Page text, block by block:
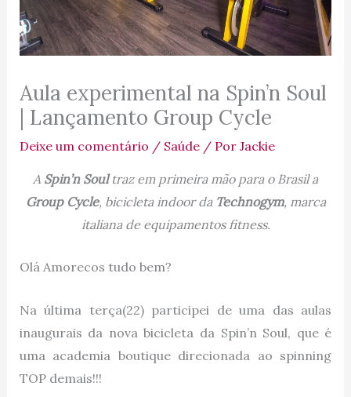
Aula experimental na Spin’n Soul
| Lançamento Group Cycle
Deixe um comentário / Saúde/ Por Jackie
A Spin’n Soultraz em primeira mão para o Brasil a
Group Cycle, bicicleta indoor da Technogym, marca
italiana de equipamentos fitness.
Olá Amorecos tudo bem?
Na última terça(22) participei de uma das aulas
inaugurais da nova bicicleta da Spin’n Soul, que é
uma academia boutique direcionada ao spinning
TOP demais!!!